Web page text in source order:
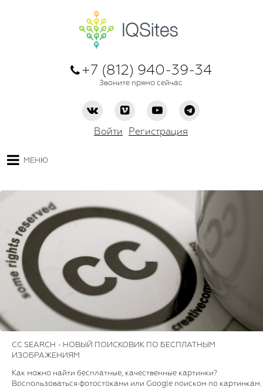
+7 (812) 940-39-34
Звоните прямо сейчас
Войти Регистрация
МЕНЮ
CC SEARCH - НОВЫЙ ПОИСКОВИК ПО БЕСПЛАТНЫМ
ИЗОБРАЖЕНИЯМ
Как можно найти бесплатные, качественные картинки?
Воспользоваться фотостоками или Google поиском по картинкам.